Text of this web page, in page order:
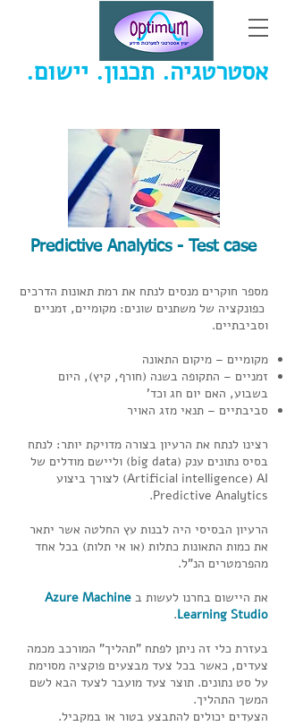
אסטרטגיה. תכנון. יישום.
Predictive Analytics - Test case
מספר חוקרים מנסים לנתח את רמת תאונות הדרכים
כפונקציה של משתנים שונים: מקומיים, זמניים
וסביבתיים.
מקומיים – מיקום התאונה
זמניים – התקופה בשנה (חורף, קיץ), היום
בשבוע, האם יום חג וכד'
סביבתיים – תנאי מזג האויר
רצינו לנתח את הרעיון בצורה מדויקת יותר: לנתח
בסיס נתונים ענק (big data) וליישם מודלים של
Artificial intelligence) AI) לצורך ביצוע
Predictive Analytics.
הרעיון הבסיסי היה לבנות עץ החלטה אשר יתאר
את כמות התאונות כתלות (או אי תלות) בכל אחד
מהפרמטרים הנ"ל.
את היישום בחרנו לעשות ב Azure Machine
Learning Studio
.
בעזרת כלי זה ניתן לפתח "תהליך" המורכב מכמה
צעדים, כאשר בכל צעד מבצעים פוקציה מסוימת
על סט נתונים. תוצר צעד מועבר לצעד הבא לשם
המשך התהליך.
הצעדים יכולים להתבצע בטור או במקביל.